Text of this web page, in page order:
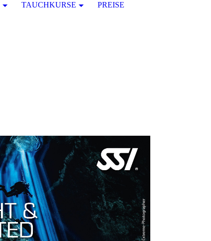
TAUCHKURSE PREISE